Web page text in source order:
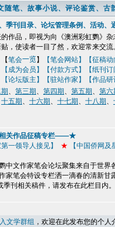
随笔、故事小说、评论鉴赏、
季刊目录、论坛管理条例、活动
作品，即视为向《澳洲彩虹鹦》
，使读者一目了然，欢迎常来交
【笔会一览】 【笔会网站】
【征稿
【成为会员】【付款方式】【纸刊
【论坛版主】 【驻站作家】
【作品
、 第三期、 第四期、 第五期、 第六
十五期、 十六期、 十七期、 十八期、
关作品征稿专栏——★
一领导人接见】 ★ 【中国侨网及
中文作家笔会论坛聚集来自于世界
家笔会特设专栏洒一滴春的清新
季刊 相关稿件，请发布在此栏目内
文学群组 ， 欢迎在此发布您的个人